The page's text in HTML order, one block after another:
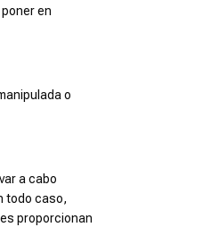
en
o
a cabo
todo caso,
proporcionan